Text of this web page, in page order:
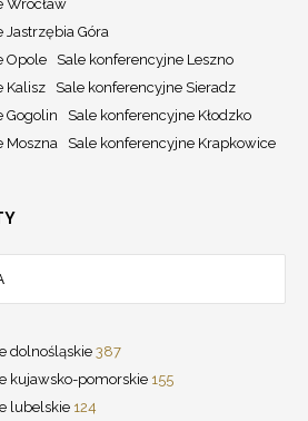
Wrocław
Jastrzębia Góra
Opole
Sale konferencyjne Leszno
Kalisz
Sale konferencyjne Sieradz
Gogolin
Sale konferencyjne Kłodzko
Moszna
Sale konferencyjne Krapkowice
dolnośląskie 387
kujawsko-pomorskie 155
lubelskie 124